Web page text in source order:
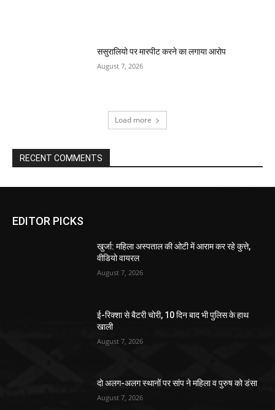
ससुरालियो पर मारपीट करने का लगाया आरोप
August 7, 2026
Load more
RECENT COMMENTS
EDITOR PICKS
खुर्जा: महिला अस्पताल की ओटी में आराम कर रहे कुत्ते,
वीडियो वायरल
August 7, 2026
ई-रिक्शा से बैटरी चोरी, 10 दिन बाद भी पुलिस के हाथ
खाली
August 7, 2026
दो अलग-अलग स्थानों पर सांप ने महिला व पुरुष को डंसा
August 7, 2026